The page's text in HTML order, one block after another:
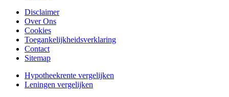
Disclaimer
Over Ons
Cookies
Toegankelijkheidsverklaring
Contact
Sitemap
Hypotheekrente vergelijken
Leningen vergelijken